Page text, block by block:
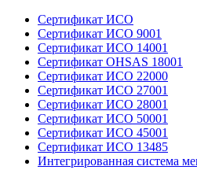
Сертификат ИСО
Сертификат ИСО 9001
Сертификат ИСО 14001
Сертификат OHSAS 18001
Сертификат ИСО 22000
Сертификат ИСО 27001
Сертификат ИСО 28001
Сертификат ИСО 50001
Сертификат ИСО 45001
Сертификат ИСО 13485
Интегрированная система